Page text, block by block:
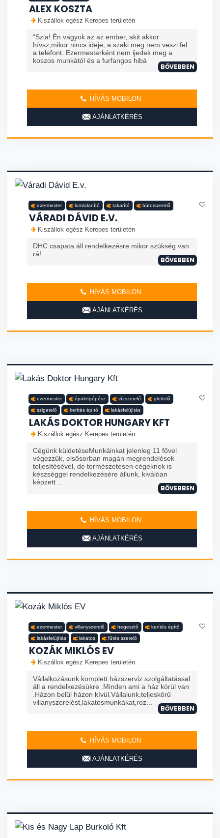
ALEX KOSZTA
Kiszállok egész Kerepes területén
"Szia! Én vagyok az az ember, akit akkor
hívsz,mikor nincs ideje, a szaki meg nem veszi fel
a telefont. Ezermesterként nem ijedek meg a
koszos munkától és a furfangos hibá
BŐVEBBEN
HÍVÁS MOBILON
AJÁNLATKÉRÉS
ezermester lomtalanító takarító bútorszerelő
VÁRADI DÁVID E.V.
Kiszállok egész Kerepes területén
DHC csapata áll rendelkezésre mikor szükség van
rá!
BŐVEBBEN
HÍVÁS MOBILON
AJÁNLATKÉRÉS
ezermester épületgépész vízszerelő glettelő
szigetelő kerítés építő lakásfelújítás
LAKÁS DOKTOR HUNGARY KFT
Kiszállok egész Kerepes területén
Cégünk küldetéseMunkáinkat jelenleg 11 fővel
végezzük, elsősorban magán megrendelések
teljesítésével, de természetesen cégeknek is
készséggel rendelkezésére állunk, kiválóan
képzett ...
BŐVEBBEN
HÍVÁS MOBILON
AJÁNLATKÉRÉS
ezermester villanyszerelő hegesztő kerítés építő
lakásfelújítás lakatos fűtés szerelő
KOZÁK MIKLÓS EV
Kiszállok egész Kerepes területén
Vállalkozásunk komplett házszerviz szolgáltatással
áll a rendelkezésükre .Minden ami a ház körül van
.Házon belül házon kívül.Vállalunk,teljeskörű
villanyszerelést,lakatosmunkákat,roz...
BŐVEBBEN
HÍVÁS MOBILON
AJÁNLATKÉRÉS